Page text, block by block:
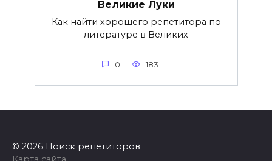
Великие Луки
Как найти хорошего репетитора по
литературе в Великих
0 183
© 2026 Поиск репетиторов